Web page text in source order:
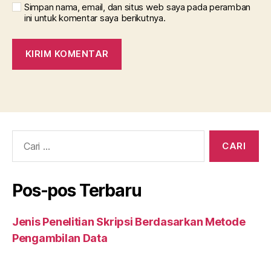
Simpan nama, email, dan situs web saya pada peramban
ini untuk komentar saya berikutnya.
Pos-pos Terbaru
Jenis Penelitian Skripsi Berdasarkan Metode
Pengambilan Data